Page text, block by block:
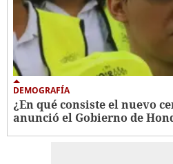
DEMOGRAFÍA
¿En qué consiste el nuevo
anunció el Gobierno de